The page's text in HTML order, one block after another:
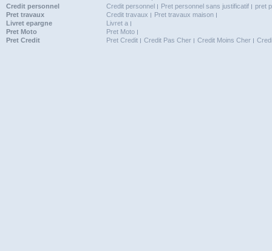
Credit personnel
Credit personnel Pret personnel sans justificatif
pret
Pret travaux
Credit travaux
Pret travaux maison
Livret epargne
Livret a
Pret Moto
Pret Moto
Pret Credit
Pret Credit Credit Pas Cher Credit Moins Cher